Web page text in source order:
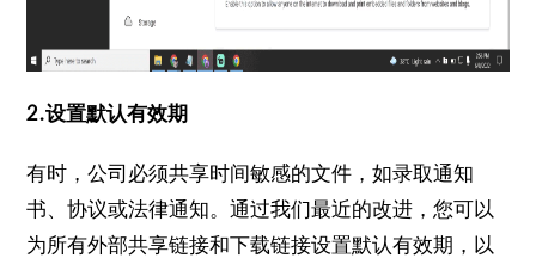
2.设置默认有效期
有时，公司必须共享时间敏感的文件，如录取通知
书、协议或法律通知。通过我们最近的改进，您可以
为所有外部共享链接和下载链接设置默认有效期，以